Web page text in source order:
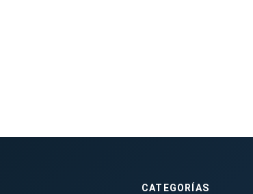
CATEGORÍAS